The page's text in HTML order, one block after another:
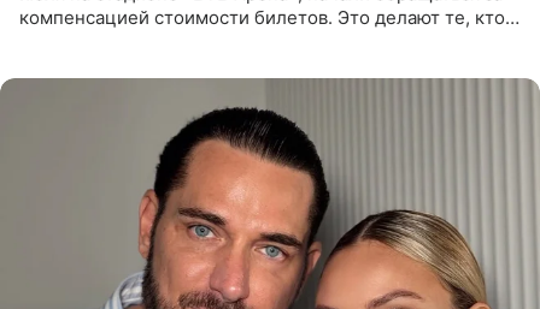
компенсацией стоимости билетов. Это делают те, кто